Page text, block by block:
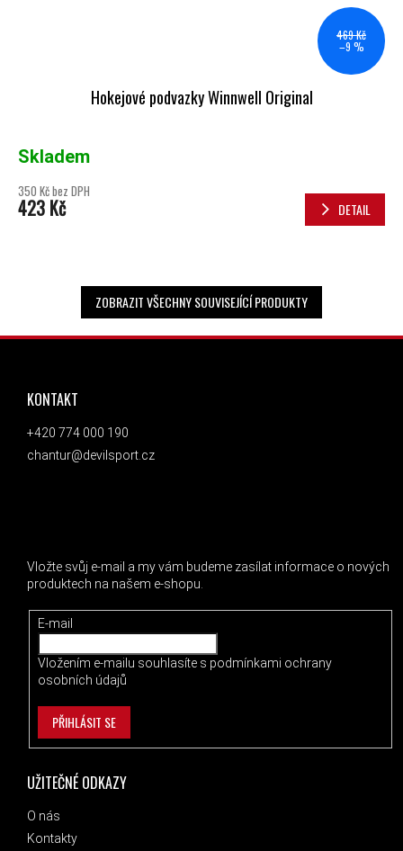
469 Kč
–9 %
Hokejové podvazky Winnwell Original
Skladem
350 Kč bez DPH
423 Kč DETAIL
ZOBRAZIT VŠECHNY SOUVISEJÍCÍ PRODUKTY
ZÁPATÍ
UŽITEČNÉ ODKAZY
O nás
Kontakty
KONTAKT
+420 774 000 190
chantur@devilsport.cz
Vložte svůj e-mail a my vám budeme zasílat informace o nových
produktech na našem e-shopu.
E-mail
Vložením e-mailu souhlasíte s podmínkami ochrany
osobních údajů
PŘIHLÁSIT SE